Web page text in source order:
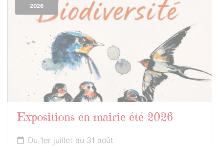
2026
Expositions en mairie été 2026
Du 1er juillet au 31 août